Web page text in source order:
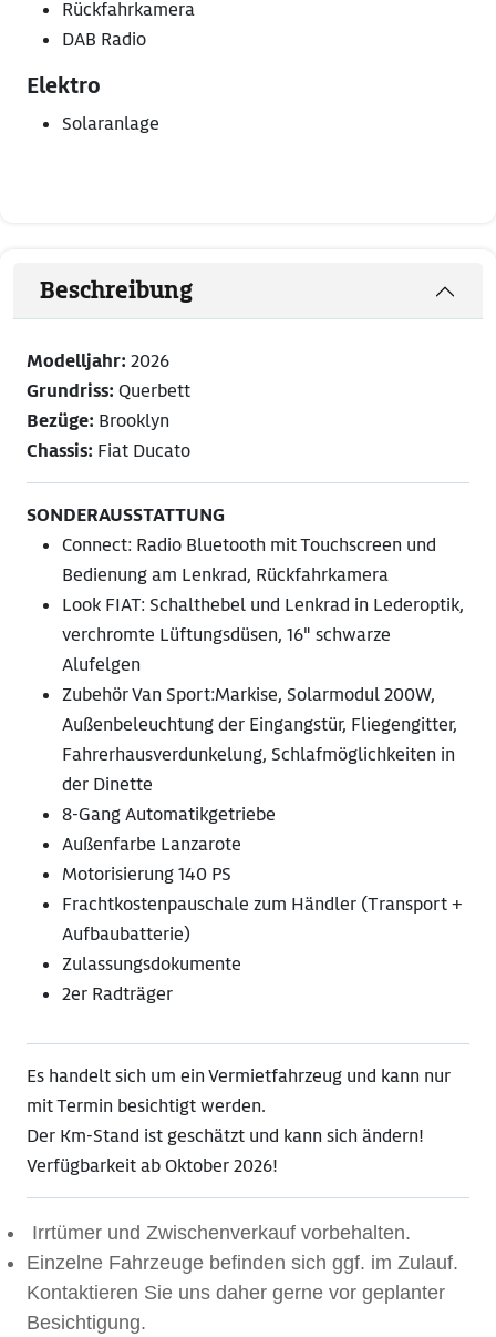
Rückfahrkamera
DAB Radio
Elektro
Solaranlage
Beschreibung
Modelljahr: 2026
Grundriss: Querbett
Bezüge: Brooklyn
Chassis: Fiat Ducato
SONDERAUSSTATTUNG
Connect: Radio Bluetooth mit Touchscreen und
Bedienung am Lenkrad, Rückfahrkamera
Look FIAT: Schalthebel und Lenkrad in Lederoptik,
verchromte Lüftungsdüsen, 16" schwarze
Alufelgen
Zubehör Van Sport:Markise, Solarmodul 200W,
Außenbeleuchtung der Eingangstür, Fliegengitter,
Fahrerhausverdunkelung, Schlafmöglichkeiten in
der Dinette
8-Gang Automatikgetriebe
Außenfarbe Lanzarote
Motorisierung 140 PS
Frachtkostenpauschale zum Händler (Transport +
Aufbaubatterie)
Zulassungsdokumente
2er Radträger
Es handelt sich um ein Vermietfahrzeug und kann nur
mit Termin besichtigt werden.
Der Km-Stand ist geschätzt und kann sich ändern!
Verfügbarkeit ab Oktober 2026!
Irrtümer und Zwischenverkauf vorbehalten.
Einzelne Fahrzeuge befinden sich ggf. im Zulauf.
Kontaktieren Sie uns daher gerne vor geplanter
Besichtigung.